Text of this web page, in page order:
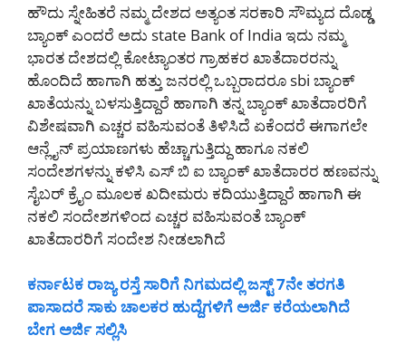
ಹೌದು ಸ್ನೇಹಿತರೆ ನಮ್ಮ ದೇಶದ ಅತ್ಯಂತ ಸರಕಾರಿ ಸೌಮ್ಯದ ದೊಡ್ಡ
ಬ್ಯಾಂಕ್ ಎಂದರೆ ಅದು state Bank of India ಇದು ನಮ್ಮ
ಭಾರತ ದೇಶದಲ್ಲಿ ಕೋಟ್ಯಾಂತರ ಗ್ರಾಹಕರ ಖಾತೆದಾರರನ್ನು
ಹೊಂದಿದೆ ಹಾಗಾಗಿ ಹತ್ತು ಜನರಲ್ಲಿ ಒಬ್ಬರಾದರೂ sbi ಬ್ಯಾಂಕ್
ಖಾತೆಯನ್ನು ಬಳಸುತ್ತಿದ್ದಾರೆ ಹಾಗಾಗಿ ತನ್ನ ಬ್ಯಾಂಕ್ ಖಾತೆದಾರರಿಗೆ
ವಿಶೇಷವಾಗಿ ಎಚ್ಚರ ವಹಿಸುವಂತೆ ತಿಳಿಸಿದೆ ಏಕೆಂದರೆ ಈಗಾಗಲೇ
ಆನ್ಲೈನ್ ಪ್ರಯಾಣಗಳು ಹೆಚ್ಚಾಗುತ್ತಿದ್ದು ಹಾಗೂ ನಕಲಿ
ಸಂದೇಶಗಳನ್ನು ಕಳಿಸಿ ಎಸ್ ಬಿ ಐ ಬ್ಯಾಂಕ್ ಖಾತೆದಾರರ ಹಣವನ್ನು
ಸೈಬರ್ ಕ್ರೈಂ ಮೂಲಕ ಖದೀಮರು ಕದಿಯುತ್ತಿದ್ದಾರೆ ಹಾಗಾಗಿ ಈ
ನಕಲಿ ಸಂದೇಶಗಳಿಂದ ಎಚ್ಚರ ವಹಿಸುವಂತೆ ಬ್ಯಾಂಕ್
ಖಾತೆದಾರರಿಗೆ ಸಂದೇಶ ನೀಡಲಾಗಿದೆ
ಕರ್ನಾಟಕ ರಾಜ್ಯ ರಸ್ತೆ ಸಾರಿಗೆ ನಿಗಮದಲ್ಲಿ ಜಸ್ಟ್ 7ನೇ ತರಗತಿ
ಪಾಸಾದರೆ ಸಾಕು ಚಾಲಕರ ಹುದ್ದೆಗಳಿಗೆ ಅರ್ಜಿ ಕರೆಯಲಾಗಿದೆ
ಬೇಗ ಅರ್ಜಿ ಸಲ್ಲಿಸಿ